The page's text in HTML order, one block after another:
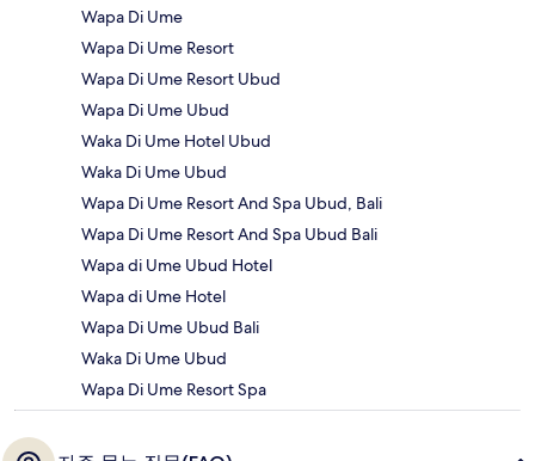
Wapa Di Ume
Wapa Di Ume Resort
Wapa Di Ume Resort Ubud
Wapa Di Ume Ubud
Waka Di Ume Hotel Ubud
Waka Di Ume Ubud
Wapa Di Ume Resort And Spa Ubud, Bali
Wapa Di Ume Resort And Spa Ubud Bali
Wapa di Ume Ubud Hotel
Wapa di Ume Hotel
Wapa Di Ume Ubud Bali
Waka Di Ume Ubud
Wapa Di Ume Resort Spa